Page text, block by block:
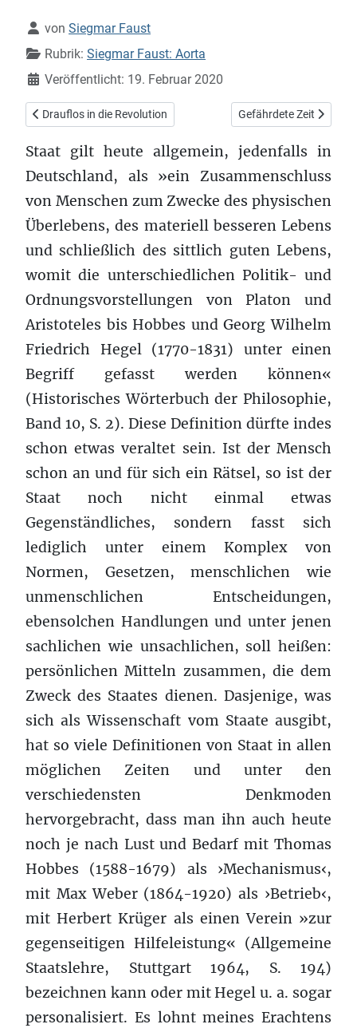
Details
von Siegmar Faust
Rubrik: Siegmar Faust: Aorta
Veröffentlicht: 19. Februar 2020
Vorheriger Beitrag: Drauflos in die Revolution
Drauflos in die Revolution Nächster Beitrag:
Gefährdete Zeit
Staat gilt heute allgemein, jedenfalls in
Deutschland, als »ein Zusammenschluss
von Menschen zum Zwecke des physischen
Überlebens, des materiell besseren Lebens
und schließlich des sittlich guten Lebens,
womit die unterschiedlichen Politik- und
Ordnungsvorstellungen von Platon und
Aristoteles bis Hobbes und Georg Wilhelm
Friedrich Hegel (1770-1831) unter einen
Begriff gefasst werden können«
(Historisches Wörterbuch der Philosophie,
Band 10, S. 2). Diese Definition dürfte indes
schon etwas veraltet sein. Ist der Mensch
schon an und für sich ein Rätsel, so ist der
Staat noch nicht einmal etwas
Gegenständliches, sondern fasst sich
lediglich unter einem Komplex von
Normen, Gesetzen, menschlichen wie
unmenschlichen Entscheidungen,
ebensolchen Handlungen und unter jenen
sachlichen wie unsachlichen, soll heißen:
persönlichen Mitteln zusammen, die dem
Zweck des Staates dienen. Dasjenige, was
sich als Wissenschaft vom Staate ausgibt,
hat so viele Definitionen von Staat in allen
möglichen Zeiten und unter den
verschiedensten Denkmoden
hervorgebracht, dass man ihn auch heute
noch je nach Lust und Bedarf mit Thomas
Hobbes (1588-1679) als ›Mechanismus‹,
mit Max Weber (1864-1920) als ›Betrieb‹,
mit Herbert Krüger als einen Verein »zur
gegenseitigen Hilfeleistung« (Allgemeine
Staatslehre, Stuttgart 1964, S. 194)
bezeichnen kann oder mit Hegel u. a. sogar
personalisiert. Es lohnt meines Erachtens